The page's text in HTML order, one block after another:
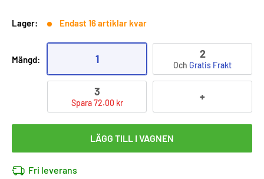
Lager: Endast 16 artiklar kvar
Mängd: 1 2
Och Gratis Frakt
3
Spara 72.00 kr +
LÄGG TILL I VAGNEN
Fri leverans